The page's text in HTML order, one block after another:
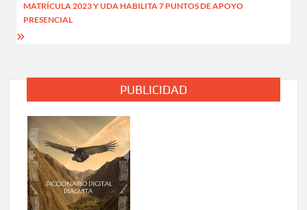
MATRÍCULA 2023 Y UDA HABILITA 7 PUNTOS DE APOYO
PRESENCIAL
PUBLICIDAD